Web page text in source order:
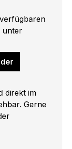
unter
direkt im
Gerne